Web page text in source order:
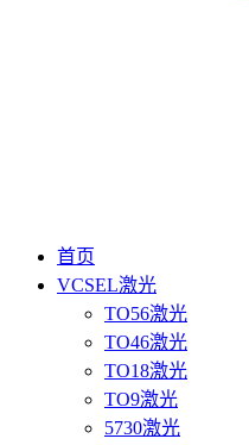
首页
VCSEL激光
TO56激光
TO46激光
TO18激光
TO9激光
5730激光